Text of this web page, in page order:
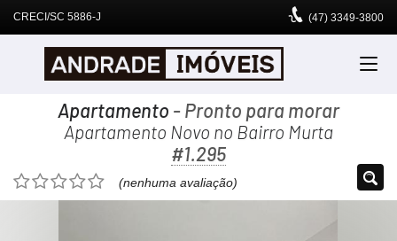
CRECI/SC 5886-J (47) 3349-3800
Apartamento - Pronto para morar
Apartamento Novo no Bairro Murta
#1.295
(nenhuma avaliação)